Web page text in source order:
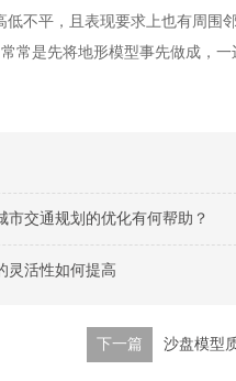
不平，且表现要求上也有周围
常是先将地形模型事先做成，
市交通规划的优化有何帮助？
灵活性如何提高
下一篇 沙盘模型